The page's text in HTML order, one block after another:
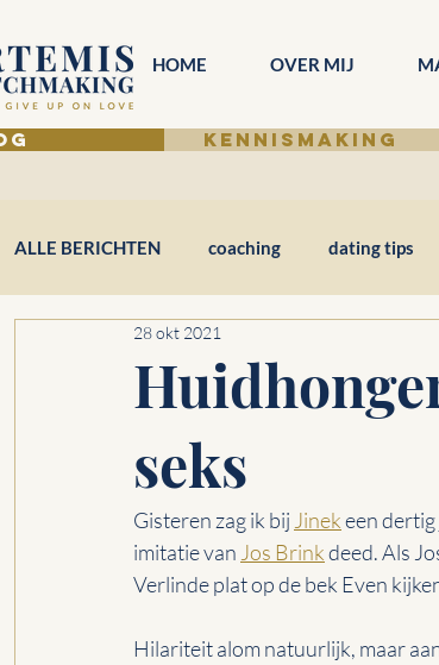
HOME OVER MIJ
KENNISMAKING
ALLE BERICHTEN coaching dating tips
seks
28 okt 2021
Gisteren zag ik bij Jinek een
imitatie van Jos Brink deed. Als
Verlinde plat op de bek Even
Hilariteit alom natuurlijk, maar